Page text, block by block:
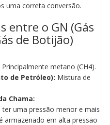
uma correta conversão.
entre o GN (Gás
de Botijão)
Principalmente metano (CH4).
de Petróleo): Mistura de
Chama:
uma pressão menor e mais
armazenado em alta pressão